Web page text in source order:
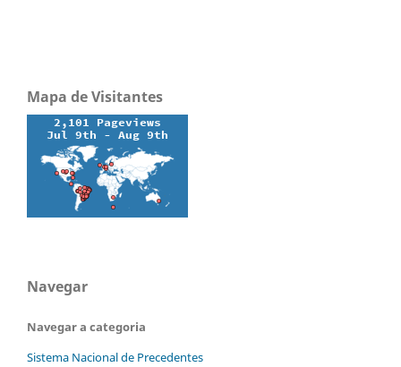
Mapa de Visitantes
Navegar
Navegar a categoria
Sistema Nacional de Precedentes